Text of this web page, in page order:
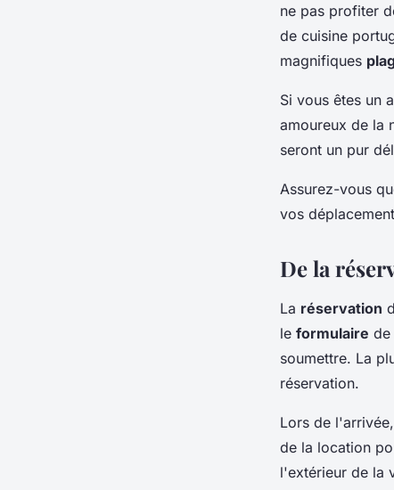
ne pas profiter
de cuisine
magnifiques
Si vous êtes un
amoureux de la
seront un pur
Assurez-vous
vos
De la
La réservation
le formulaire de
soumettre. La
réservation.
Lors de
de la location
l'extérieur de la